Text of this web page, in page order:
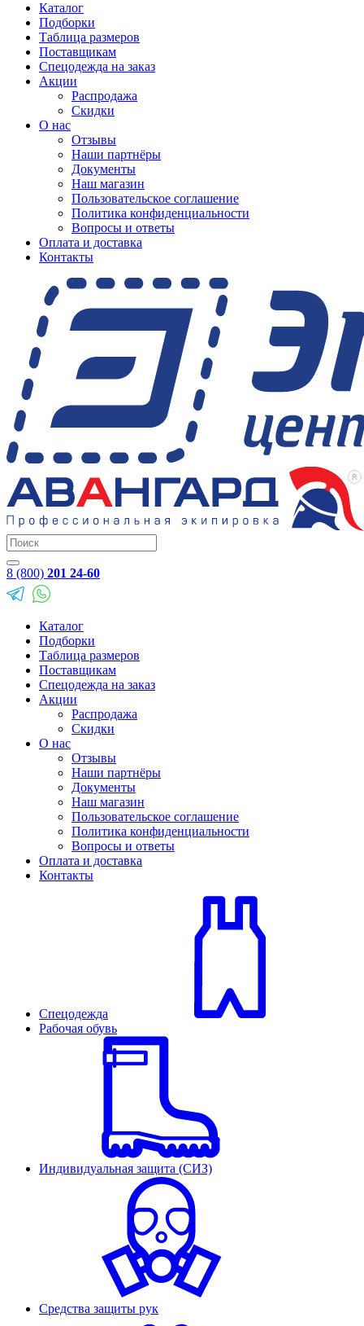
Каталог
Подборки
Таблица размеров
Поставщикам
Спецодежда на заказ
Акции
Распродажа
Скидки
О нас
Отзывы
Наши партнёры
Документы
Наш магазин
Пользовательское соглашение
Политика конфиденциальности
Вопросы и ответы
Оплата и доставка
Контакты
8 (800) 201 24-60
Каталог
Подборки
Таблица размеров
Поставщикам
Спецодежда на заказ
Акции
Распродажа
Скидки
О нас
Отзывы
Наши партнёры
Документы
Наш магазин
Пользовательское соглашение
Политика конфиденциальности
Вопросы и ответы
Оплата и доставка
Контакты
Спецодежда
Рабочая обувь
Индивидуальная защита (СИЗ)
Средства защиты рук